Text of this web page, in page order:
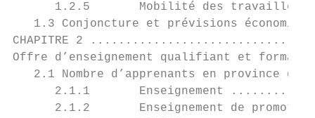
1.2.5       Mobilité des
1.3 Conjoncture et prévisions
CHAPITRE 2
Offre d’enseignement qualifiant
2.1 Nombre d’apprenants en province de
2.1.1       Enseignement
2.1.2       Enseignement de